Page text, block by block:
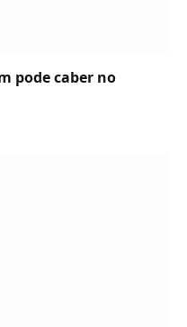
pode caber no